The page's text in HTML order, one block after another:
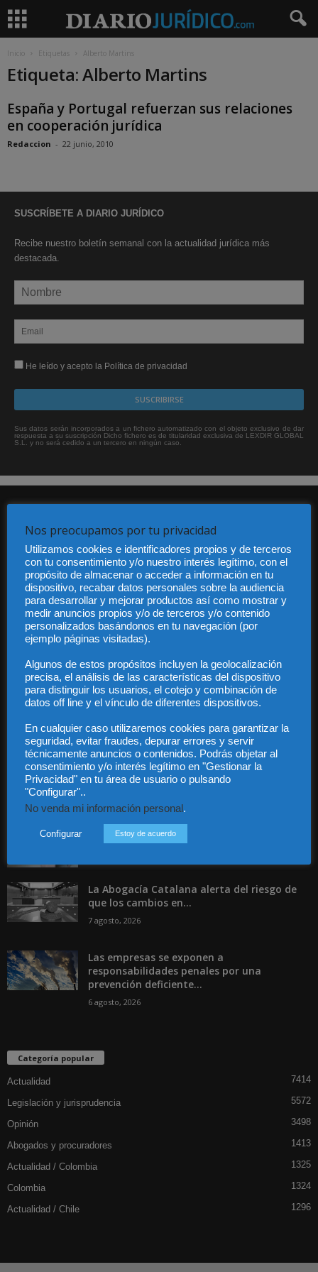
Inicio Etiquetas Alberto Martins
Etiqueta: Alberto Martins
España y Portugal refuerzan sus relaciones
en cooperación jurídica
Redaccion - 22 junio, 2010
SUSCRÍBETE A DIARIO JURÍDICO
Recibe nuestro boletín semanal con la actualidad jurídica más
destacada.
He leído y acepto la Política de privacidad
Sus datos serán incorporados a un fichero automatizado con el objeto exclusivo de dar
respuesta a su suscripción Dicho fichero es de titularidad exclusiva de LEXDIR GLOBAL
S.L. y no será cedido a un tercero en ningún caso.
Audiencia y Publicidad
Quiénes somos
Legal
Privacidad
Contacto
Contáctanos: info@diariojuridico.com
Incluso más noticias
es el referente en derecho...
La Abogacía Catalana alerta del riesgo de
que los cambios en...
7 agosto, 2026
Las empresas se exponen a
responsabilidades penales por una
prevención deficiente...
6 agosto, 2026
Categoría popular
Actualidad 7414
Legislación y jurisprudencia 5572
Opinión 3498
Abogados y procuradores 1413
Actualidad / Colombia 1325
Colombia 1324
Actualidad / Chile 1296
Nos preocupamos por tu privacidad
Utilizamos cookies e identificadores propios y de terceros
con tu consentimiento y/o nuestro interés legítimo, con el
propósito de almacenar o acceder a información en tu
dispositivo, recabar datos personales sobre la audiencia
para desarrollar y mejorar productos así como mostrar y
medir anuncios propios y/o de terceros y/o contenido
personalizados basándonos en tu navegación (por
ejemplo páginas visitadas).
Algunos de estos propósitos incluyen la geolocalización
precisa, el análisis de las características del dispositivo
para distinguir los usuarios, el cotejo y combinación de
datos off line y el vínculo de diferentes dispositivos.
En cualquier caso utilizaremos cookies para garantizar la
seguridad, evitar fraudes, depurar errores y servir
técnicamente anuncios o contenidos. Podrás objetar al
consentimiento y/o interés legítimo en "Gestionar la
Privacidad" en tu área de usuario o pulsando
"Configurar"..
No venda mi información personal.
Configurar Estoy de acuerdo